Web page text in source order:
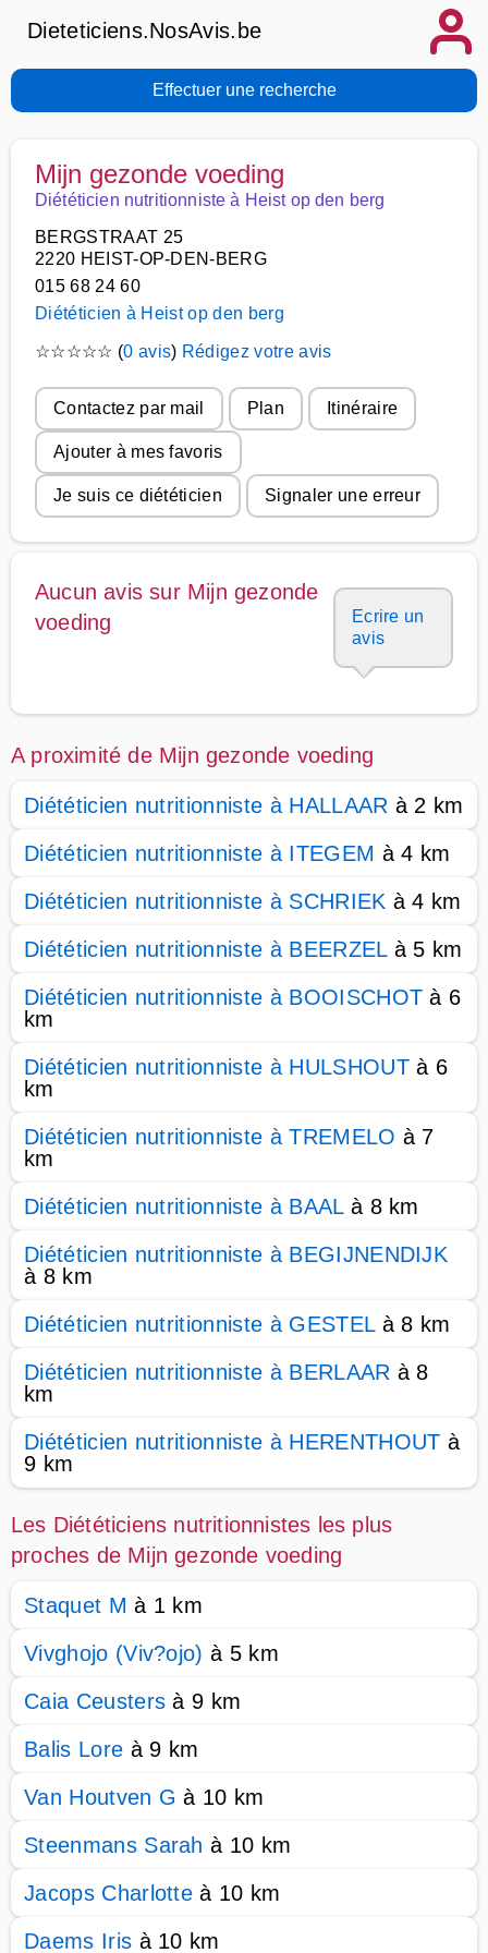
Dieteticiens.NosAvis.be
Effectuer une recherche
Mijn gezonde voeding
Diététicien nutritionniste à Heist op den berg
BERGSTRAAT 25
2220 HEIST-OP-DEN-BERG
015 68 24 60
Diététicien à Heist op den berg
☆☆☆☆☆ (0 avis) Rédigez votre avis
Contactez par mail Plan Itinéraire
Ajouter à mes favoris
Je suis ce diététicien Signaler une erreur
Aucun avis sur Mijn gezonde
voeding
Ecrire un
avis
A proximité de Mijn gezonde voeding
Diététicien nutritionniste à HALLAAR à 2 km
Diététicien nutritionniste à ITEGEM à 4 km
Diététicien nutritionniste à SCHRIEK à 4 km
Diététicien nutritionniste à BEERZELà 5 km
Diététicien nutritionniste à BOOISCHOT à 6
km
Diététicien nutritionniste à HULSHOUTà 6
km
Diététicien nutritionniste à TREMELO à 7
km
Diététicien nutritionniste à BAALà 8 km
Diététicien nutritionniste à BEGIJNENDIJK
à 8 km
Diététicien nutritionniste à GESTELà 8 km
Diététicien nutritionniste à BERLAAR à 8
km
Diététicien nutritionniste à HERENTHOUT à
9 km
Les Diététiciens nutritionnistes les plus
proches de Mijn gezonde voeding
Staquet M à 1 km
Vivghojo (Viv?ojo) à 5 km
Caia Ceusters à 9 km
Balis Lore à 9 km
Van Houtven G à 10 km
Steenmans Sarah à 10 km
Jacops Charlotte à 10 km
Daems Iris à 10 km